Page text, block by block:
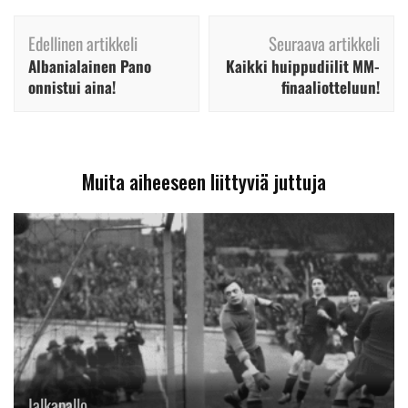
Artikkelien
selaus
Edellinen artikkeli
Albanialainen Pano
onnistui aina!
Seuraava artikkeli
Kaikki huippudiilit MM-
finaaliotteluun!
Muita aiheeseen liittyviä juttuja